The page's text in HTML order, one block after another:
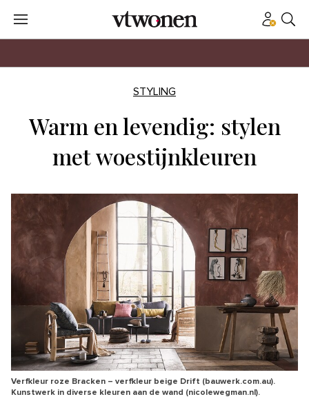
STYLING
Warm en levendig: stylen
met woestijnkleuren
Verfkleur roze Bracken – verfkleur beige Drift (bauwerk.com.au).
Kunstwerk in diverse kleuren aan de wand (nicolewegman.nl).